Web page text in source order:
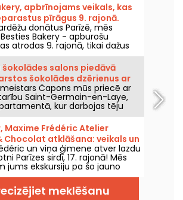
apbrīnojams veikals, kas
pīrāgus 9. rajonā.
donātus Parīzē, mēs
Bakery - apburošu
atrodas 9. rajonā, tikai dažus
krasta. Besties Bakery
atmosfērā gatavotus
oriģinālām receptēm, kas
gan lielus, gan mazus.
piedāvā tik lielus un gardus
arī dzērienus līdzņemšanai un
kastīšu klāstu svētku sezonai!
šokolādes salons piedāvā
šokolādes dzērienus ar
Čapons mūs priecē ar
Saint-Germain-en-Laye,
kur darbojas tēju
– šokolādes salons), kas priecē
kakao cienītājus. Atklājam
karstos šokolādes dzērienus,
vecmodīgi šokolādes katliņos, un
kurā godā ir pašu ražotās
kūciņas.
Maxime Frédéric Atelier
Chocolat atklāšana: veikals un
un viņa ģimene atver lazdu
Parīzes sirdī, 17. rajonā! Mēs
jums ekskursiju pa šo jauno
kurā apvienota pralinē
ar gaidāmajām
un gardēžu veikalu.
meklēšanu